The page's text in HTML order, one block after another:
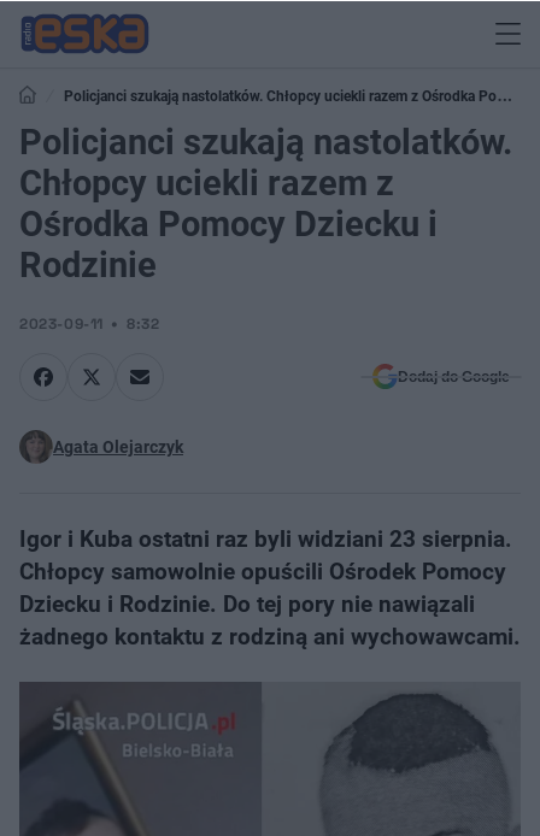
Policjanci szukają nastolatków. Chłopcy uciekli razem z Ośrodka Pomocy
Dziecku i Rodzinie
Policjanci szukają nastolatków.
Chłopcy uciekli razem z
Ośrodka Pomocy Dziecku i
Rodzinie
2023-09-11 8:32
Dodaj do Google
Agata Olejarczyk
Igor i Kuba ostatni raz byli widziani 23 sierpnia.
Chłopcy samowolnie opuścili Ośrodek Pomocy
Dziecku i Rodzinie. Do tej pory nie nawiązali
żadnego kontaktu z rodziną ani wychowawcami.